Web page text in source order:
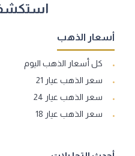
أسعار الذهب
كل أسعار الذهب اليوم
سعر الذهب عيار 21
سعر الذهب عيار 24
سعر الذهب عيار 18